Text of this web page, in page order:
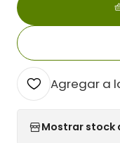
Agregar a
Mostrar stock